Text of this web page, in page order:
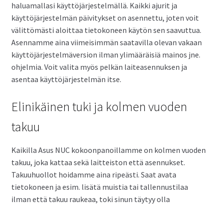
haluamallasi käyttöjärjestelmällä. Kaikki ajurit ja
käyttöjärjestelmän päivitykset on asennettu, joten voit
välittömästi aloittaa tietokoneen käytön sen saavuttua.
Asennamme aina viimeisimmän saatavilla olevan vakaan
käyttöjärjestelmäversion ilman ylimääräisiä mainos jne.
ohjelmia. Voit valita myös pelkän laiteasennuksen ja
asentaa käyttöjärjestelmän itse.
Elinikäinen tuki ja kolmen vuoden
takuu
Kaikilla Asus NUC kokoonpanoillamme on kolmen vuoden
takuu, joka kattaa sekä laitteiston että asennukset.
Takuuhuollot hoidamme aina ripeästi. Saat avata
tietokoneen ja esim. lisätä muistia tai tallennustilaa
ilman että takuu raukeaa, toki sinun täytyy olla